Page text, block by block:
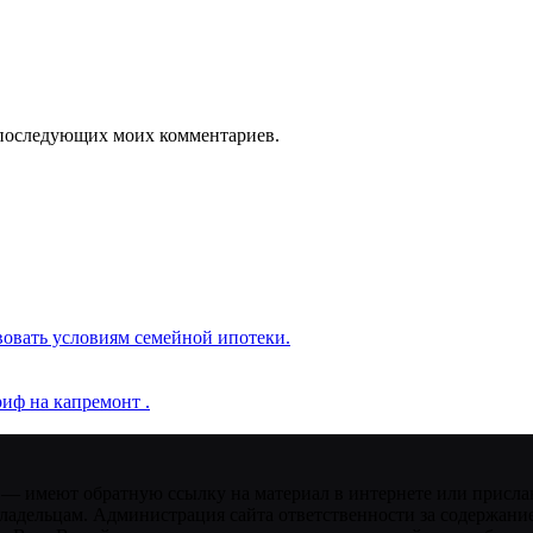
моих комментариев.
условиям семейной ипотеки.
на капремонт .